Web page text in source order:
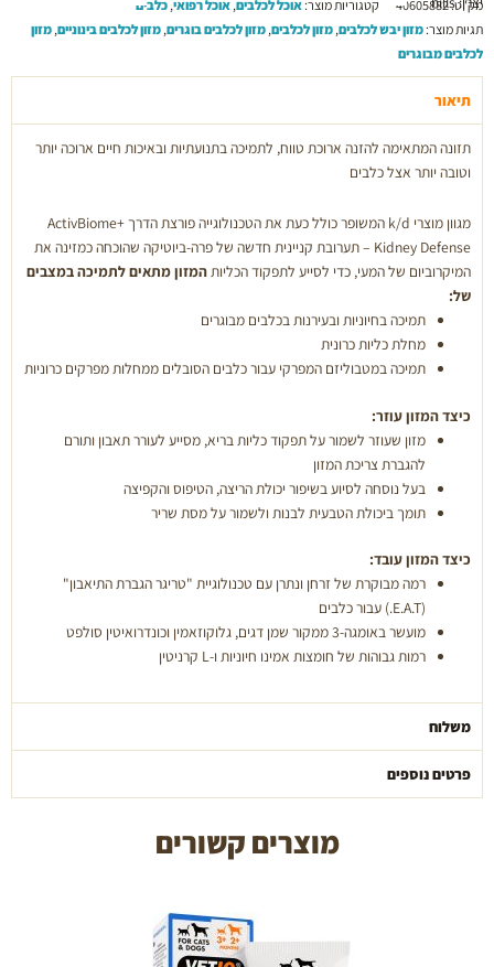
Hill's
Prescription
Diet
+
מוביליטי
לכלב,
מק"ט:40605882 קטגוריות מוצר:אוכל לכלבים,אוכל רפואי,כלבים
תגיות מוצר:מזון יבש לכלבים,מזון לכלבים,מזון לכלבים בוגרים,מזון לכלבים בינוניים,מזון
לכלבים מבוגרים
תיאור
תזונה המתאימה להזנה ארוכת טווח, לתמיכה בתנועתיות ובאיכות חיים ארוכה יותר
וטובה יותר אצל כלבים
מגוון מוצרי k/d המשופר כולל כעת את הטכנולוגייה פורצת הדרך ActivBiome+
Kidney Defense – תערובת קניינית חדשה של פרה-ביוטיקה שהוכחה כמזינה את
המיקרוביום של המעי, כדי לסייע לתפקוד הכליותהמזון מתאים לתמיכה במצבים
של:
תמיכה בחיוניות ובעירנות בכלבים מבוגרים
מחלת כליות כרונית
תמיכה במטבוליזם המפרקי עבור כלבים הסובלים ממחלות מפרקים כרוניות
כיצד המזון עוזר:
מזון שעוזר לשמור על תפקוד כליות בריא, מסייע לעורר תאבון ותורם
להגברת צריכת המזון
בעל נוסחה לסיוע בשיפור יכולת הריצה, הטיפוס והקפיצה
תומך ביכולת הטבעית לבנות ולשמור על מסת שריר
כיצד המזון עובד:
רמה מבוקרת של זרחן ונתרן עם טכנולוגיית "טריגר הגברת התיאבון"
(E.A.T.) עבור כלבים
מועשר באומגה-3 ממקור שמן דגים, גלוקוזאמין וכונדרואיטין סולפט
רמות גבוהות של חומצות אמינו חיוניות ו-L קרניטין
משלוח
פרטים נוספים
מוצרים קשורים